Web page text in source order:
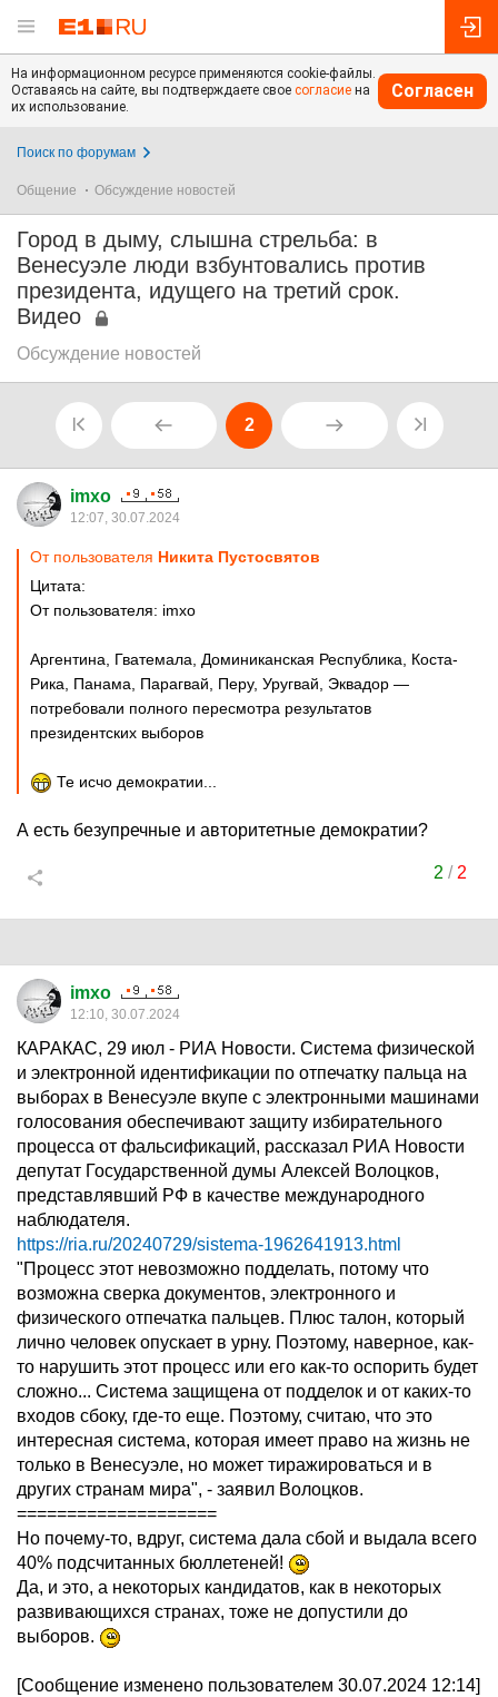
На информационном ресурсе применяются cookie-файлы.
Оставаясь на сайте, вы подтверждаете свое согласие на
их использование.
Согласен
Поиск по форумам
Общение Обсуждение новостей
Город в дыму, слышна стрельба: в
Венесуэле люди взбунтовались против
президента, идущего на третий срок.
Видео
Обсуждение новостей
2
imxo
12:07, 30.07.2024
От пользователя Никита Пустосвятов
Цитата:
От пользователя: imxo
Аргентина, Гватемала, Доминиканская Республика, Коста-
Рика, Панама, Парагвай, Перу, Уругвай, Эквадор —
потребовали полного пересмотра результатов
президентских выборов
Те исчо демократии...
А есть безупречные и авторитетные демократии?
2 / 2
imxo
12:10, 30.07.2024
КАРАКАС, 29 июл - РИА Новости. Система физической
и электронной идентификации по отпечатку пальца на
выборах в Венесуэле вкупе с электронными машинами
голосования обеспечивают защиту избирательного
процесса от фальсификаций, рассказал РИА Новости
депутат Государственной думы Алексей Волоцков,
представлявший РФ в качестве международного
наблюдателя.
https://ria.ru/20240729/sistema-1962641913.html
"Процесс этот невозможно подделать, потому что
возможна сверка документов, электронного и
физического отпечатка пальцев. Плюс талон, который
лично человек опускает в урну. Поэтому, наверное, как-
то нарушить этот процесс или его как-то оспорить будет
сложно... Система защищена от подделок и от каких-то
входов сбоку, где-то еще. Поэтому, считаю, что это
интересная система, которая имеет право на жизнь не
только в Венесуэле, но может тиражироваться и в
других странам мира", - заявил Волоцков.
====================
Но почему-то, вдруг, система дала сбой и выдала всего
40% подсчитанных бюллетеней!
Да, и это, а некоторых кандидатов, как в некоторых
развивающихся странах, тоже не допустили до
выборов.
[Сообщение изменено пользователем 30.07.2024 12:14]